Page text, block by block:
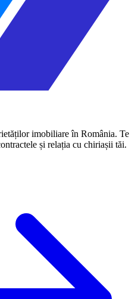
imobiliare în România. Te
și relația cu chiriașii tăi.